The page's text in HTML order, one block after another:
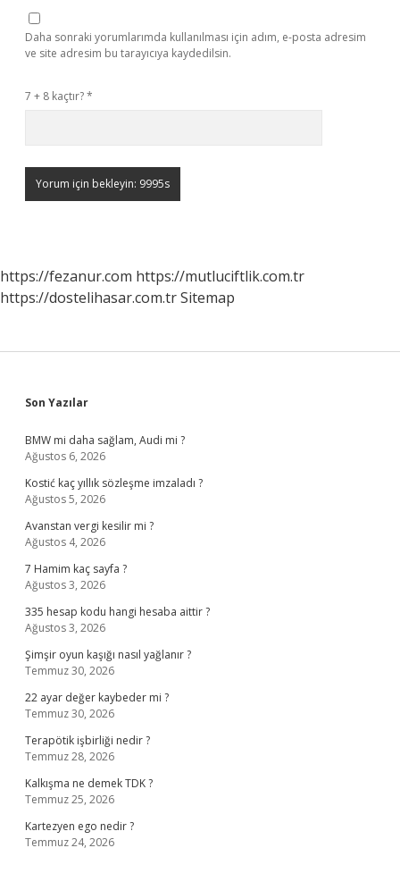
Daha sonraki yorumlarımda kullanılması için adım, e-posta adresim
ve site adresim bu tarayıcıya kaydedilsin.
7 + 8 kaçtır?*
https://fezanur.com https://mutluciftlik.com.tr
https://dostelihasar.com.trSitemap
Sidebar
Son Yazılar
BMW mi daha sağlam, Audi mi ?
Ağustos 6, 2026
Kostić kaç yıllık sözleşme imzaladı ?
Ağustos 5, 2026
Avanstan vergi kesilir mi ?
Ağustos 4, 2026
7 Hamim kaç sayfa ?
Ağustos 3, 2026
335 hesap kodu hangi hesaba aittir ?
Ağustos 3, 2026
Şimşir oyun kaşığı nasıl yağlanır ?
Temmuz 30, 2026
22 ayar değer kaybeder mi ?
Temmuz 30, 2026
Terapötik işbirliği nedir ?
Temmuz 28, 2026
Kalkışma ne demek TDK ?
Temmuz 25, 2026
Kartezyen ego nedir ?
Temmuz 24, 2026